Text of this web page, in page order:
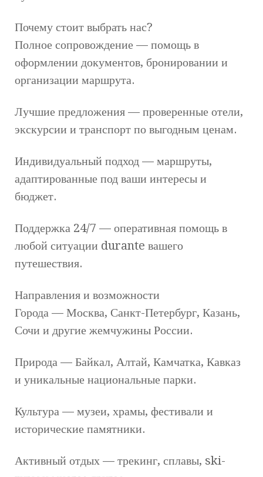
Почему стоит выбрать нас?
Полное сопровождение — помощь в
оформлении документов, бронировании и
организации маршрута.
Лучшие предложения — проверенные отели,
экскурсии и транспорт по выгодным ценам.
Индивидуальный подход — маршруты,
адаптированные под ваши интересы и
бюджет.
Поддержка 24/7 — оперативная помощь в
любой ситуации durante вашего
путешествия.
Направления и возможности
Города — Москва, Санкт-Петербург, Казань,
Сочи и другие жемчужины России.
Природа — Байкал, Алтай, Камчатка, Кавказ
и уникальные национальные парки.
Культура — музеи, храмы, фестивали и
исторические памятники.
Активный отдых — трекинг, сплавы, ski-